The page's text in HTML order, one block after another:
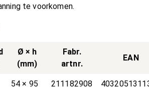
te voorkomen.
Ø × h
(mm)
Fabr.
artnr.
EAN
54 × 95 211182908